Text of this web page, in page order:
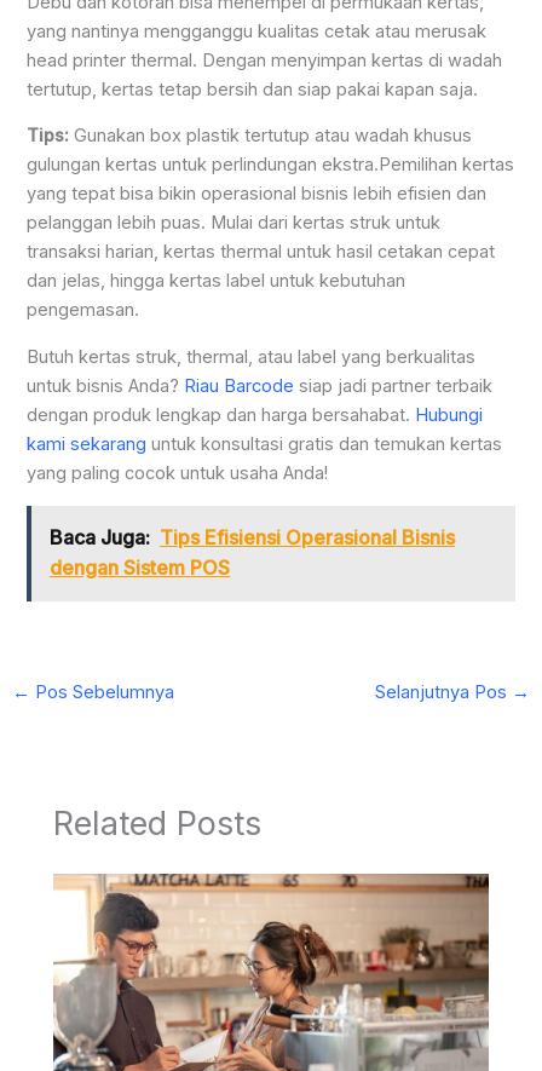
yang nantinya mengganggu kualitas cetak atau merusak
head printer thermal. Dengan menyimpan kertas di wadah
tertutup, kertas tetap bersih dan siap pakai kapan saja.
Tips:Gunakan box plastik tertutup atau wadah khusus
gulungan kertas untuk perlindungan ekstra.Pemilihan kertas
yang tepat bisa bikin operasional bisnis lebih efisien dan
pelanggan lebih puas. Mulai dari kertas struk untuk
transaksi harian, kertas thermal untuk hasil cetakan cepat
dan jelas, hingga kertas label untuk kebutuhan
pengemasan.
Butuh kertas struk, thermal, atau label yang berkualitas
untuk bisnis Anda? Riau Barcode siap jadi partner terbaik
dengan produk lengkap dan harga bersahabat. Hubungi
kami sekarang untuk konsultasi gratis dan temukan kertas
yang paling cocok untuk usaha Anda!
Baca Juga: Tips Efisiensi Operasional Bisnis
dengan Sistem POS
← Pos Sebelumnya Selanjutnya Pos →
Related Posts